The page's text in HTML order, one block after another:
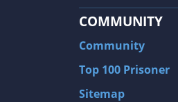
COMMUNITY
Community
Top 100 Prisoner
Sitemap